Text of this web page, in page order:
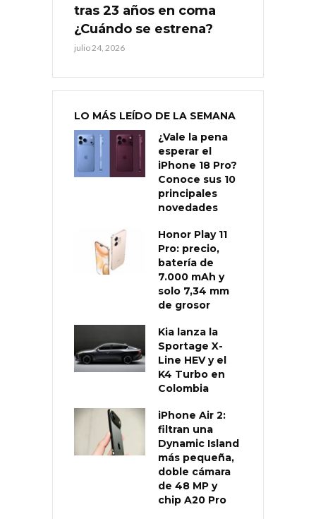
tras 23 años en coma
¿Cuándo se estrena?
julio 24, 2026
LO MÁS LEÍDO DE LA SEMANA
¿Vale la pena
esperar el
iPhone 18 Pro?
Conoce sus 10
principales
novedades
Honor Play 11
Pro: precio,
batería de
7.000 mAh y
solo 7,34 mm
de grosor
Kia lanza la
Sportage X-
Line HEV y el
K4 Turbo en
Colombia
iPhone Air 2:
filtran una
Dynamic Island
más pequeña,
doble cámara
de 48 MP y
chip A20 Pro